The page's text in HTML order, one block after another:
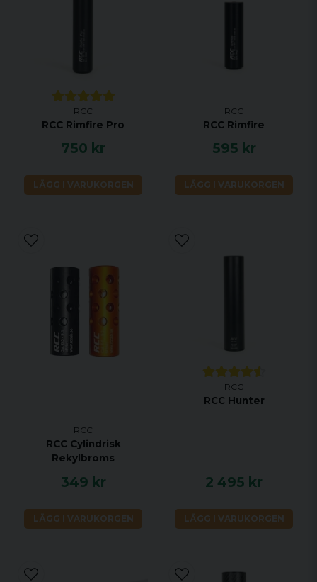
RCC
RCC Rimfire Pro
750 kr
LÄGG I VARUKORGEN
RCC
RCC Rimfire
595 kr
LÄGG I VARUKORGEN
RCC
RCC Cylindrisk
Rekylbroms
349 kr
LÄGG I VARUKORGEN
RCC
RCC Hunter
2 495 kr
LÄGG I VARUKORGEN